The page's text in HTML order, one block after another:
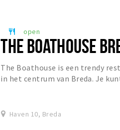
restaurant open
THE BOATHOUSE
The Boathouse is een trendy
in het centrum van Breda. Je
Haven 10, Breda